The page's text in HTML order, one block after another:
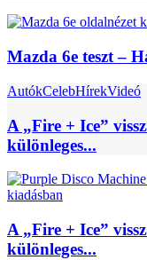
Mazda 6e teszt –
AutókCelebHírekVideó
A „Fire + Ice”
különleges...
A „Fire + Ice”
különleges...